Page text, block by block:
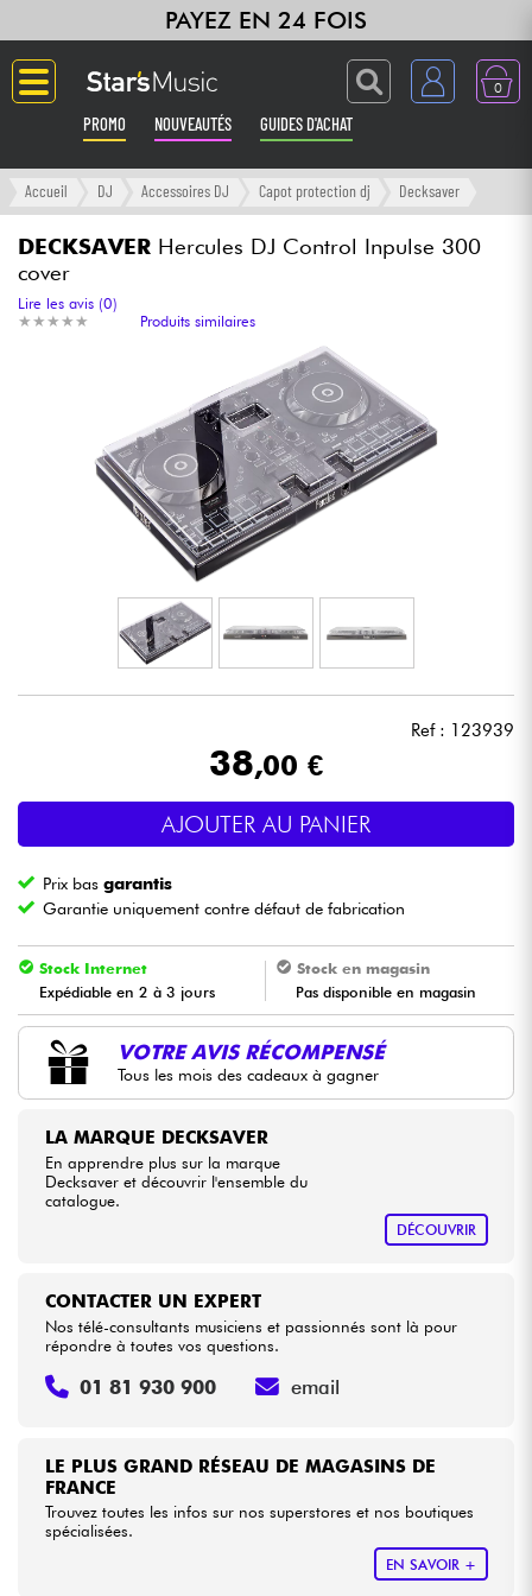
PAYEZ EN 24 FOIS
0
PROMO NOUVEAUTÉS GUIDES D'ACHAT
Langue
Guitares & Basses
Amplis & Effets
Synthés & Sampleurs
Home Studio
Micros & HF
Eclairage
Violons & Quatuor
Eveil Musical
HiFi
Voir nos marques
Accueil DJ Accessoires DJ Capot protection dj Decksaver
DECKSAVER Hercules DJ Control Inpulse 300
cover
★ ★ ★ ★ ★
★ ★ ★ ★ ★
Lire les avis (0)
Produits similaires
Ref : 123939
38,00 €
AJOUTER AU PANIER
Prix basgarantis
Garantie uniquement contre défaut de fabrication
Stock Internet
Expédiable en 2 à 3 jours
Stock en magasin
Pas disponible en magasin
VOTRE AVIS RÉCOMPENSÉ
Tous les mois des cadeaux à gagner
LA MARQUE DECKSAVER
En apprendre plus sur la marque
Decksaver et découvrir l'ensemble du
catalogue.
DÉCOUVRIR
LE PLUS GRAND RÉSEAU DE MAGASINS DE
FRANCE
Trouvez toutes les infos sur nos superstores et nos boutiques
spécialisées.
EN SAVOIR +
CONTACTER UN EXPERT
Nos télé-consultants musiciens et passionnés sont là pour
répondre à toutes vos questions.
01 81 930 900 email